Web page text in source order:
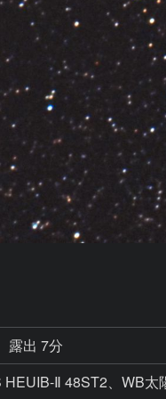
露出 7分
Ⅱ 48ST2、WB